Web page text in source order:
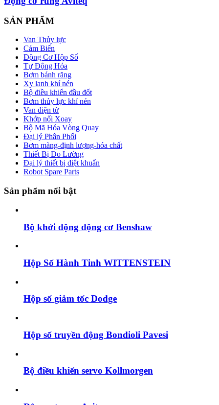
SẢN PHẨM
Van Thủy lực
Cảm Biến
Động Cơ Hộp Số
Tự Động Hóa
Bơm bánh răng
Xy lanh khí nén
Bộ điều khiển đầu đốt
Bơm thủy lực khí nén
Van điện từ
Khớp nối Xoay
Bộ Mã Hóa Vòng Quay
Đại lý Phân Phối
Bơm màng-định lượng-hóa chất
Thiết Bị Đo Lường
Đại lý thiết bị diệt khuẩn
Robot Spare Parts
Sản phẩm nổi bật
Bộ khởi động động cơ Benshaw
Hộp Số Hành Tinh WITTENSTEIN
Hộp số giảm tốc Dodge
Hộp số truyền động Bondioli Pavesi
Bộ điều khiển servo Kollmorgen